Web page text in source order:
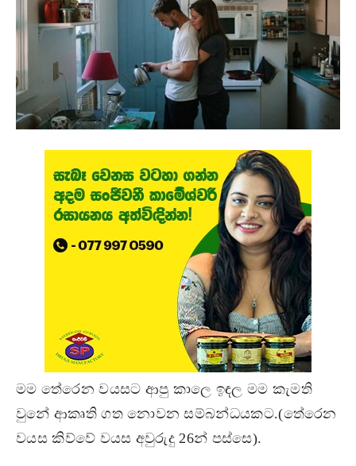
මම තේරෙන වයසට ආපු කාලෙ ඉඳල මම කැමති
වුනේ ආකෘති ගත නොවන සම්බන්ධයකට.(තේරෙන
වයස කිව්වේ වයස අවුරුදු 26න් පස්සෙ).